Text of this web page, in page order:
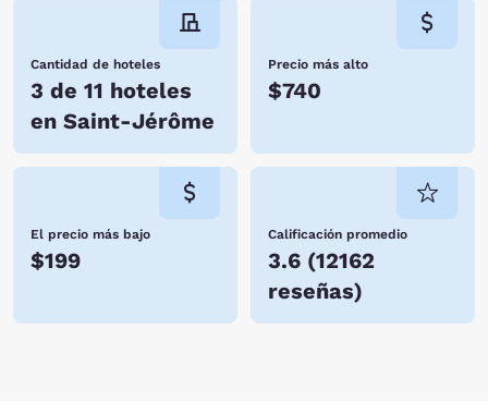
Cantidad de hoteles
3 de 11 hoteles
en Saint-Jérôme
Precio más alto
$740
El precio más bajo
$199
Calificación promedio
3.6 (12162
reseñas)